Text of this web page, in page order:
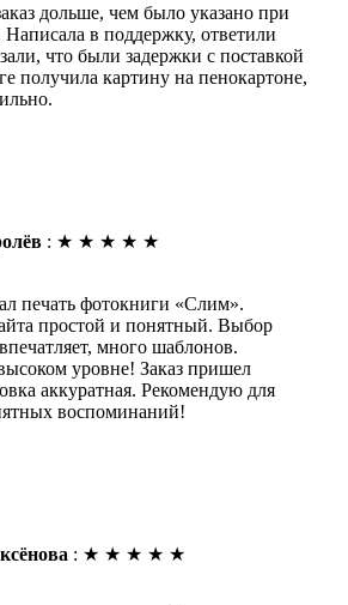
дольше, чем было указано при
в поддержку, ответили
что были задержки с поставкой
получила картину на пенокартоне,
: ★ ★ ★ ★ ★
печать фотокниги «Слим».
простой и понятный. Выбор
много шаблонов.
уровне! Заказ пришел
аккуратная. Рекомендую для
воспоминаний!
: ★ ★ ★ ★ ★